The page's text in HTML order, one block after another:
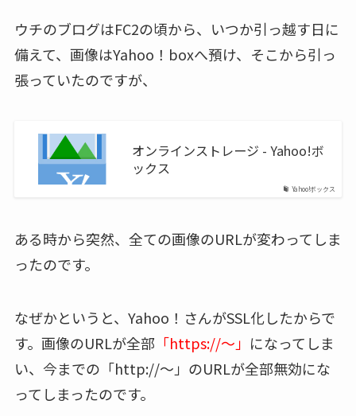
ウチのブログはFC2の頃から、いつか引っ越す日に
備えて、画像はYahoo！boxへ預け、そこから引っ
張っていたのですが、
Yahoo!ボックス
オンラインストレージ - Yahoo!ボ
ックス
ある時から突然、全ての画像のURLが変わってしま
ったのです。
なぜかというと、Yahoo！さんがSSL化したからで
す。画像のURLが全部 「https://～」 になってしま
い、今までの「http://～」のURLが全部無効にな
ってしまったのです。